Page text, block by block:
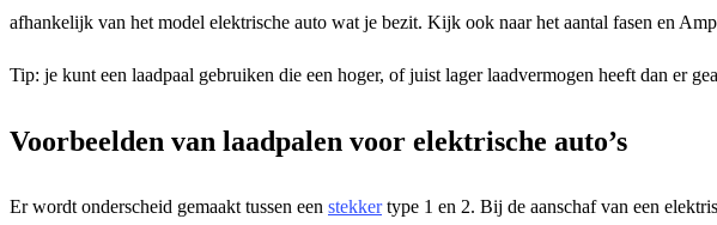
afhankelijk van het model elektrische auto wat je bezit. Kijk ook naar het aantal fasen en
Tip: je kunt een laadpaal gebruiken die een hoger, of juist lager laadvermogen heeft dan er
Voorbeelden van laadpalen voor elektrische auto’s
Er wordt onderscheid gemaakt tussen een stekkertype 1 en 2. Bij de aanschaf van een